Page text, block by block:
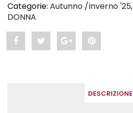
Categorie: Autunno /Inverno '25,
DONNA
Share Post Share Pin
–
DESCRIZIONE